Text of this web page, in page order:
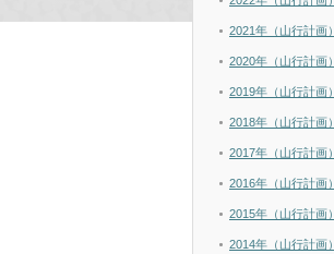
2021年（山行計画）
2020年（山行計画）
2019年（山行計画）
2018年（山行計画）
2017年（山行計画）
2016年（山行計画）
2015年（山行計画）
2014年（山行計画）